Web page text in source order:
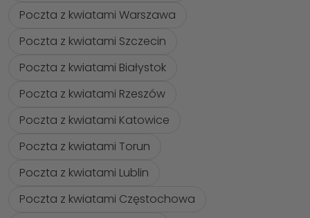
Poczta z kwiatami Warszawa
Poczta z kwiatami Szczecin
Poczta z kwiatami Białystok
Poczta z kwiatami Rzeszów
Poczta z kwiatami Katowice
Poczta z kwiatami Torun
Poczta z kwiatami Lublin
Poczta z kwiatami Częstochowa